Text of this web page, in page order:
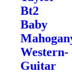
Bt2
Baby
Western-
Guitar